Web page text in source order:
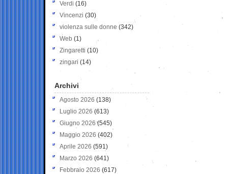
Verdi (16)
Vincenzi (30)
violenza sulle donne (342)
Web (1)
Zingaretti (10)
zingari (14)
Archivi
Agosto 2026 (138)
Luglio 2026 (613)
Giugno 2026 (545)
Maggio 2026 (402)
Aprile 2026 (591)
Marzo 2026 (641)
Febbraio 2026 (617)